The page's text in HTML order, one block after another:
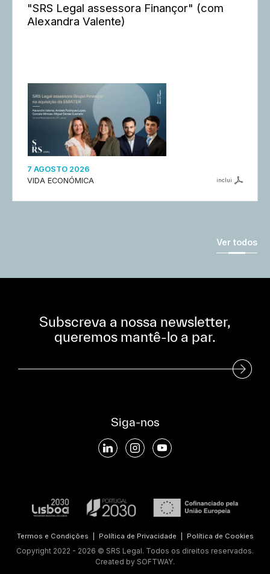
"SRS Legal assessora Finançor" (com
Alexandra Valente)
7 AGOSTO 2026
VIDA ECONÓMICA
inclui
Ver todos
Subscreva a nossa newsletter,
queremos mantê-lo a par.
Subscreva a nossa Newsletter
Siga-nos
Termos e Condições Política de Privacidade Política de Cookies
Copyright 2022 - 2026 © SRS Legal. Todos os direitos reservados.
Created by SOFTWAY.